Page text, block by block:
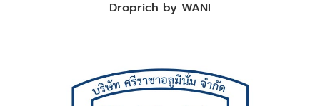
Droprich by WANI